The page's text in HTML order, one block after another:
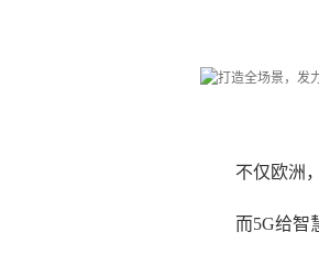
不仅欧洲
而5G给智